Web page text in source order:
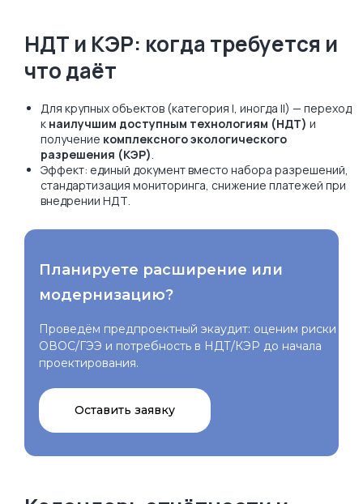
НДТ и КЭР: когда требуется и
что даёт
Для крупных объектов (категория I, иногда II) — переход
к наилучшим доступным технологиям (НДТ) и
получение комплексного экологического
разрешения (КЭР).
Эффект: единый документ вместо набора разрешений,
стандартизация мониторинга, снижение платежей при
внедрении НДТ.
Планируете расширение или
модернизацию?
Проведём предпроектный экаудит: оценим риски
ОВОС/ГЭЭ и потребность в НДТ/КЭР до начала
проектирования.
Оставить заявку